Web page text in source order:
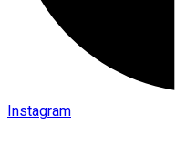
Instagram